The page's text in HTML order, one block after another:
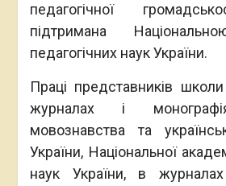
педагогічної
підтримана
педагогічних наук України.
Праці представників школи
журналах і
мовознавства та
України, Національної
наук України, в